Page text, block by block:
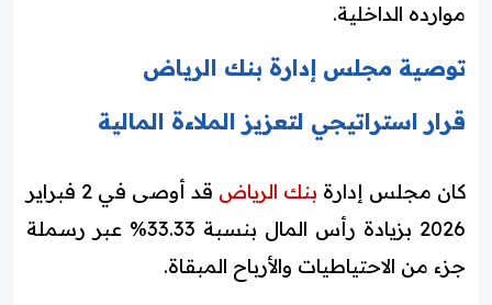
موارده الداخلية.
توصية مجلس إدارة بنك الرياض
قرار استراتيجي لتعزيز الملاءة المالية
كان مجلس إدارة بنك الرياض
قد أوصى في 2 فبراير
2026 بزيادة رأس المال بنسبة 33.33% عبر رسملة
جزء من الاحتياطيات والأرباح المبقاة.